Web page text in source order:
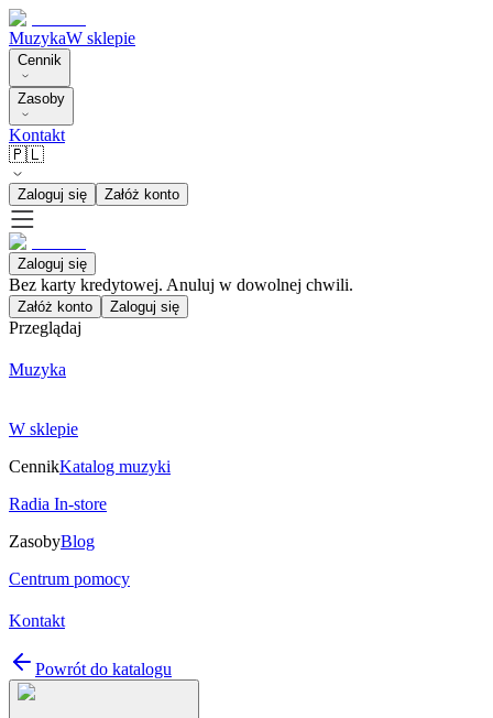
MuzykaW sklepie
Cennik
Zasoby
Kontakt
🇵🇱
Zaloguj się Załóż konto
Zaloguj się
Bez karty kredytowej. Anuluj w dowolnej chwili.
Załóż konto Zaloguj się
Przeglądaj
Muzyka
W sklepie
CennikKatalog muzyki
Radia In-store
ZasobyBlog
Centrum pomocy
Kontakt
Powrót do katalogu